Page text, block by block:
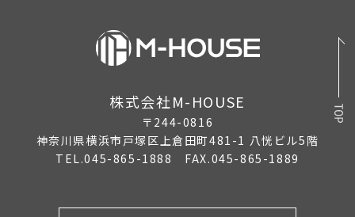
2025年11月
2025年9月
2025年8月
2025年7月
株式会社M-HOUSE
〒244-0816
神奈川県横浜市戸塚区上倉田町481-1 八恍ビル5階
TEL.045-865-1888 FAX.045-865-1889